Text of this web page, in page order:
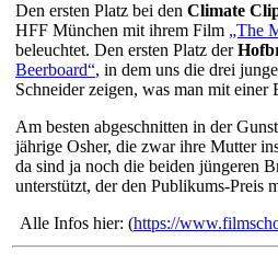
Den ersten Platz bei den Climate
HFF München mit ihrem Film „The
beleuchtet. Den ersten Platz der
Beerboard“, in dem uns die drei
Schneider zeigen, was man mit
Am besten abgeschnitten in der
jährige Osher, die zwar ihre Mutter
da sind ja noch die beiden jüngeren
unterstützt, der den Publikums-Preis
Alle Infos hier: (https://